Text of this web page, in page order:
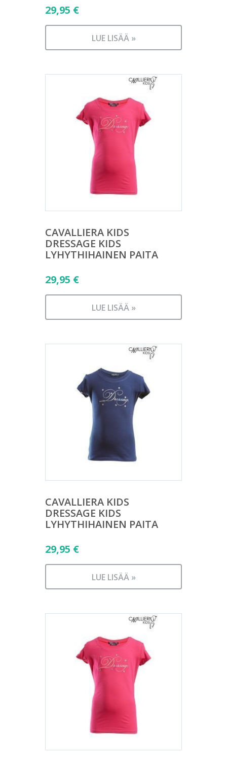
29,95 €
LUE LISÄÄ »
CAVALLIERA KIDS
DRESSAGE KIDS
LYHYTHIHAINEN PAITA
29,95 €
LUE LISÄÄ »
CAVALLIERA KIDS
DRESSAGE KIDS
LYHYTHIHAINEN PAITA
29,95 €
LUE LISÄÄ »